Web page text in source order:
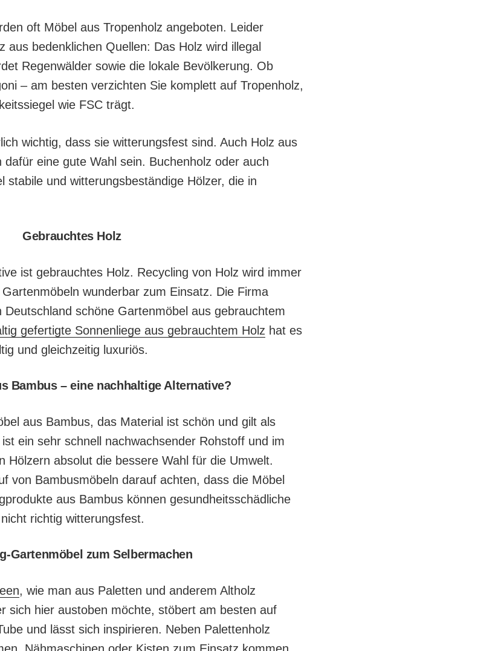
oft Möbel aus Tropenholz angeboten. Leider
aus bedenklichen Quellen: Das Holz wird illegal
Regenwälder sowie die lokale Bevölkerung. Ob
– am besten verzichten Sie komplett auf Tropenholz,
wie FSC trägt.
wichtig, dass sie witterungsfest sind. Auch Holz aus
eine gute Wahl sein. Buchenholz oder auch
stabile und witterungsbeständige Hölzer, die in
Gebrauchtes Holz
ist gebrauchtes Holz. Recycling von Holz wird immer
wunderbar zum Einsatz. Die Firma
schöne Gartenmöbel aus gebrauchtem
gefertigte Sonnenliege aus gebrauchtem Holz hat es
und gleichzeitig luxuriös.
Bambus – eine nachhaltige Alternative?
aus Bambus, das Material ist schön und gilt als
ist ein sehr schnell nachwachsender Rohstoff und im
Hölzern absolut die bessere Wahl für die Umwelt.
von Bambusmöbeln darauf achten, dass die Möbel
aus Bambus können gesundheitsschädliche
richtig witterungsfest.
Gartenmöbel zum Selbermachen
, wie man aus Paletten und anderem Altholz
sich hier austoben möchte, stöbert am besten auf
und lässt sich inspirieren. Neben Palettenholz